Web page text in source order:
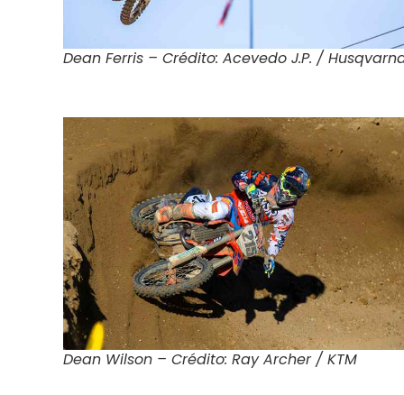
Dean Ferris – Crédito: Acevedo J.P. /
Dean Wilson – Crédito: Ray Archer / KTM